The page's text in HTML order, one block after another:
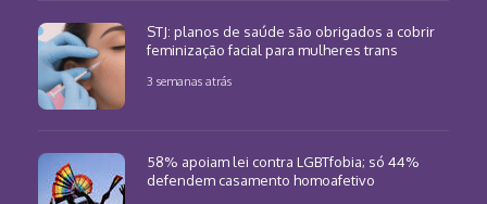
STJ: planos de saúde são obrigados a cobrir
feminização facial para mulheres trans
3 semanas atrás
58% apoiam lei contra LGBTfobia; só 44%
defendem casamento homoafetivo